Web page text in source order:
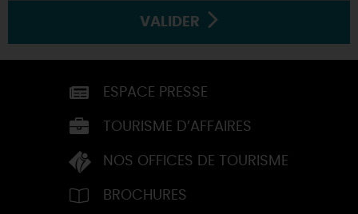
VALIDER
ESPACE PRESSE
TOURISME D’AFFAIRES
NOS OFFICES DE TOURISME
BROCHURES